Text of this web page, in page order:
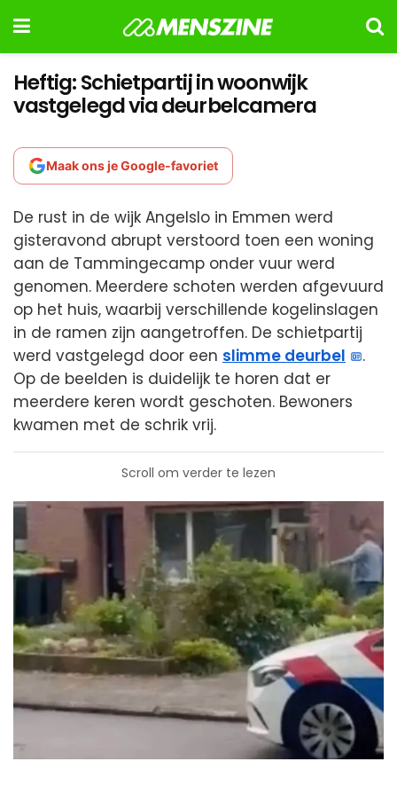
Heftig: Schietpartij in woonwijk
vastgelegd via deurbelcamera
Maak ons je Google-favoriet
De rust in de wijk Angelslo in Emmen werd
gisteravond abrupt verstoord toen een woning
aan de Tammingecamp onder vuur werd
genomen. Meerdere schoten werden afgevuurd
op het huis, waarbij verschillende kogelinslagen
in de ramen zijn aangetroffen. De schietpartij
werd vastgelegd door een slimme deurbel
.
Op de beelden is duidelijk te horen dat er
meerdere keren wordt geschoten. Bewoners
kwamen met de schrik vrij.
Scroll om verder te lezen